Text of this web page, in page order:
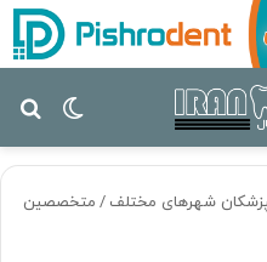
تغییر
شهرهای مختلف / متخصصین